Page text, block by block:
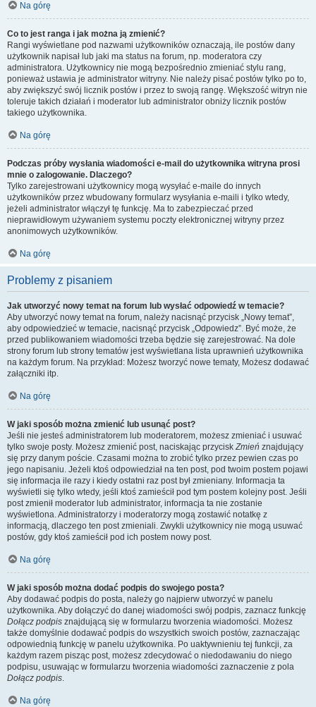
Na górę
Co to jest ranga i jak można ją zmienić?
Rangi wyświetlane pod nazwami użytkowników oznaczają, ile postów dany
użytkownik napisał lub jaki ma status na forum, np. moderatora czy
administratora. Użytkownicy nie mogą bezpośrednio zmieniać stylu rang,
ponieważ ustawia je administrator witryny. Nie należy pisać postów tylko po to,
aby zwiększyć swój licznik postów i przez to swoją rangę. Większość witryn nie
toleruje takich działań i moderator lub administrator obniży licznik postów
takiego użytkownika.
Na górę
Podczas próby wysłania wiadomości e-mail do użytkownika witryna prosi
mnie o zalogowanie. Dlaczego?
Tylko zarejestrowani użytkownicy mogą wysyłać e-maile do innych
użytkowników przez wbudowany formularz wysyłania e-maili i tylko wtedy,
jeżeli administrator włączył tę funkcję. Ma to zabezpieczać przed
nieprawidłowym używaniem systemu poczty elektronicznej witryny przez
anonimowych użytkowników.
Na górę
Problemy z pisaniem
Jak utworzyć nowy temat na forum lub wysłać odpowiedź w temacie?
Aby utworzyć nowy temat na forum, należy nacisnąć przycisk „Nowy temat”,
aby odpowiedzieć w temacie, nacisnąć przycisk „Odpowiedz”. Być może, że
przed publikowaniem wiadomości trzeba będzie się zarejestrować. Na dole
strony forum lub strony tematów jest wyświetlana lista uprawnień użytkownika
na każdym forum. Na przykład: Możesz tworzyć nowe tematy, Możesz dodawać
załączniki itp.
Na górę
W jaki sposób można zmienić lub usunąć post?
Jeśli nie jesteś administratorem lub moderatorem, możesz zmieniać i usuwać
tylko swoje posty. Możesz zmienić post, naciskając przyciskZmień znajdujący
się przy danym poście. Czasami można to zrobić tylko przez pewien czas po
jego napisaniu. Jeżeli ktoś odpowiedział na ten post, pod twoim postem pojawi
się informacja ile razy i kiedy ostatni raz post był zmieniany. Informacja ta
wyświetli się tylko wtedy, jeśli ktoś zamieścił pod tym postem kolejny post. Jeśli
post zmienił moderator lub administrator, informacja ta nie zostanie
wyświetlona. Administratorzy i moderatorzy mogą zostawić notatkę z
informacją, dlaczego ten post zmieniali. Zwykli użytkownicy nie mogą usuwać
postów, gdy ktoś zamieścił pod ich postem nowy post.
Na górę
W jaki sposób można dodać podpis do swojego posta?
Aby dodawać podpis do posta, należy go najpierw utworzyć w panelu
użytkownika. Aby dołączyć do danej wiadomości swój podpis, zaznacz funkcję
Dołącz podpis znajdującą się w formularzu tworzenia wiadomości. Możesz
także domyślnie dodawać podpis do wszystkich swoich postów, zaznaczając
odpowiednią funkcję w panelu użytkownika. Po uaktywnieniu tej funkcji, za
każdym razem pisząc post, możesz zdecydować o niedodawaniu do niego
podpisu, usuwając w formularzu tworzenia wiadomości zaznaczenie z pola
Dołącz podpis.
Na górę